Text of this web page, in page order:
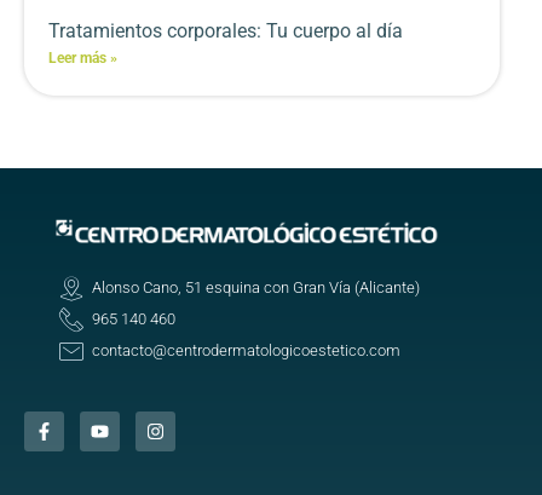
Tratamientos corporales: Tu cuerpo al día
Leer más »
Alonso Cano, 51 esquina con Gran Vía (Alicante)
965 140 460
contacto@centrodermatologicoestetico.com